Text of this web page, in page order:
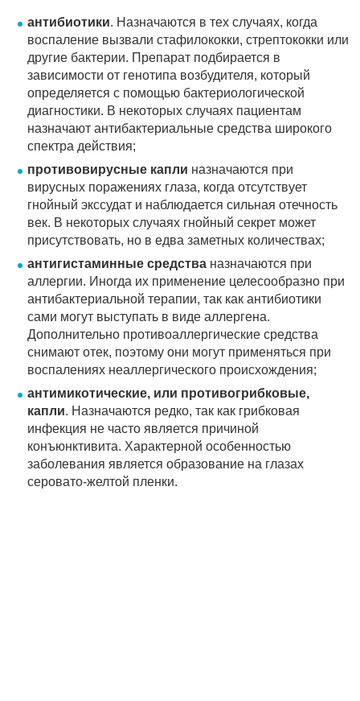
антибиотики. Назначаются в тех случаях, когда
воспаление вызвали стафилококки, стрептококки или
другие бактерии. Препарат подбирается в
зависимости от генотипа возбудителя, который
определяется с помощью бактериологической
диагностики. В некоторых случаях пациентам
назначают антибактериальные средства широкого
спектра действия;
противовирусные капли назначаются при
вирусных поражениях глаза, когда отсутствует
гнойный экссудат и наблюдается сильная отечность
век. В некоторых случаях гнойный секрет может
присутствовать, но в едва заметных количествах;
антигистаминные средства назначаются при
аллергии. Иногда их применение целесообразно при
антибактериальной терапии, так как антибиотики
сами могут выступать в виде аллергена.
Дополнительно противоаллергические средства
снимают отек, поэтому они могут применяться при
воспалениях неаллергического происхождения;
антимикотические, или противогрибковые,
капли. Назначаются редко, так как грибковая
инфекция не часто является причиной
конъюнктивита. Характерной особенностью
заболевания является образование на глазах
серовато-желтой пленки.